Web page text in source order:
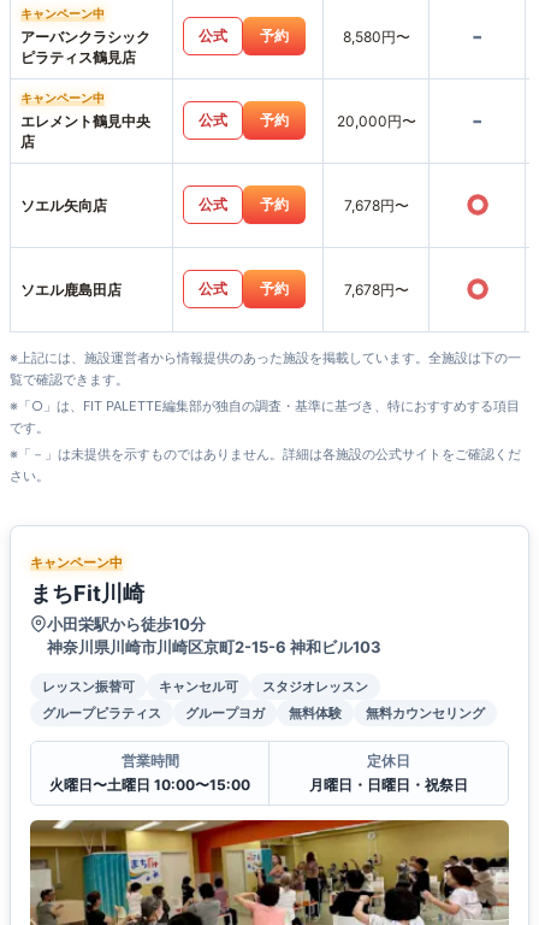
キャンペーン中
アーバンクラシック
ピラティス鶴見店
公式 予約 8,580円〜 -
キャンペーン中
エレメント鶴見中央
店
公式 予約 20,000円〜 -
ソエル矢向店 公式 予約 7,678円〜 ○
ソエル鹿島田店 公式 予約 7,678円〜 ○
※上記には、施設運営者から情報提供のあった施設を掲載しています。全施設は下の一
覧で確認できます。
※「○」は、FIT PALETTE編集部が独自の調査・基準に基づき、特におすすめする項目
です。
※「－」は未提供を示すものではありません。詳細は各施設の公式サイトをご確認くだ
さい。
キャンペーン中
まちFit川崎
小田栄駅から徒歩10分
神奈川県川崎市川崎区京町2-15-6 神和ビル103
レッスン振替可 キャンセル可
スタジオレッスン
グループピラティス
グループヨガ 無料体験 無料カウンセリング
営業時間
火曜日〜土曜日 10:00〜15:00
定休日
月曜日・日曜日・祝祭日